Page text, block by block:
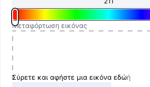
Μεταφόρτωση εικόνας
Σύρετε και αφήστε μια εικόνα εδώή